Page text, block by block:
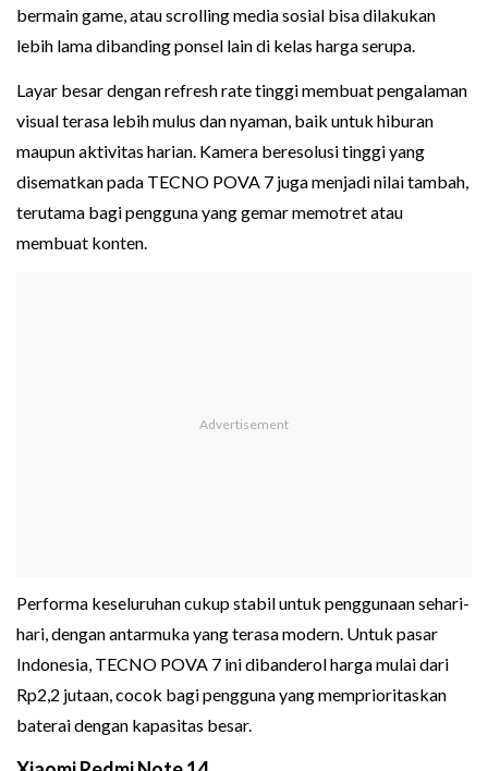
bermain game, atau scrolling media sosial bisa dilakukan
lebih lama dibanding ponsel lain di kelas harga serupa.
Layar besar dengan refresh rate tinggi membuat pengalaman
visual terasa lebih mulus dan nyaman, baik untuk hiburan
maupun aktivitas harian. Kamera beresolusi tinggi yang
disematkan pada TECNO POVA 7 juga menjadi nilai tambah,
terutama bagi pengguna yang gemar memotret atau
membuat konten.
Performa keseluruhan cukup stabil untuk penggunaan sehari-
hari, dengan antarmuka yang terasa modern. Untuk pasar
Indonesia, TECNO POVA 7 ini dibanderol harga mulai dari
Rp2,2 jutaan, cocok bagi pengguna yang memprioritaskan
baterai dengan kapasitas besar.